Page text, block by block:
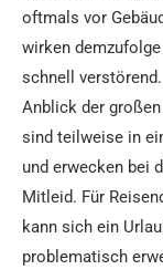
oftmals vor
wirken
schnell
Anblick der
sind teilweise in
und erwecken bei
Mitleid. Für
kann sich ein
problematisch